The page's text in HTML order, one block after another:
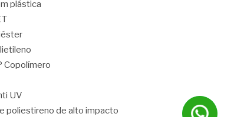
plástica
Copolímero
UV
poliestireno de alto impacto